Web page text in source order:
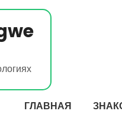
ГЛАВНАЯ